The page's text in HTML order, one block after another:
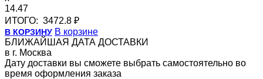
14.47
ИТОГО: 3472.8 ₽
В КОРЗИНУ В корзине
БЛИЖАЙШАЯ ДАТА ДОСТАВКИ
в г. Москва
Дату доставки вы сможете выбрать самостоятельно во
время оформления заказа